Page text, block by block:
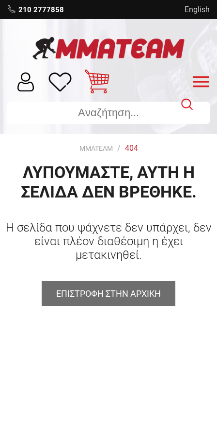
210 2777858 English
MMATEAM 404
ΛΥΠΟΥΜΑΣΤΕ, ΑΥΤΗ Η
ΣΕΛΙΔΑ ΔΕΝ ΒΡΕΘΗΚΕ.
Η σελίδα που ψάχνετε δεν υπάρχει, δεν
είναι πλέον διαθέσιμη η έχει
μετακινηθεί.
ΕΠΙΣΤΡΟΦΗ ΣΤΗΝ ΑΡΧΙΚΗ